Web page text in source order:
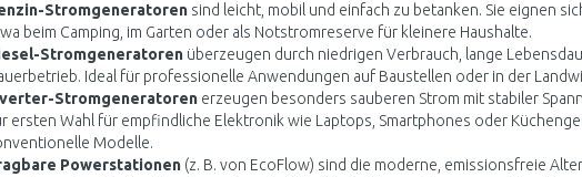
Stromgeneratorensind leicht, mobil und einfach zu betanken. Sie eignen
beim Camping, im Garten oder als Notstromreserve für kleinere Haushalte.
Stromgeneratorenüberzeugen durch niedrigen Verbrauch, lange
Ideal für professionelle Anwendungen auf Baustellen oder in der
Stromgeneratorenerzeugen besonders sauberen Strom mit stabiler
ersten Wahl für empfindliche Elektronik wie Laptops, Smartphones oder
Modelle.
Powerstationen(z. B. von EcoFlow) sind die moderne, emissionsfreie